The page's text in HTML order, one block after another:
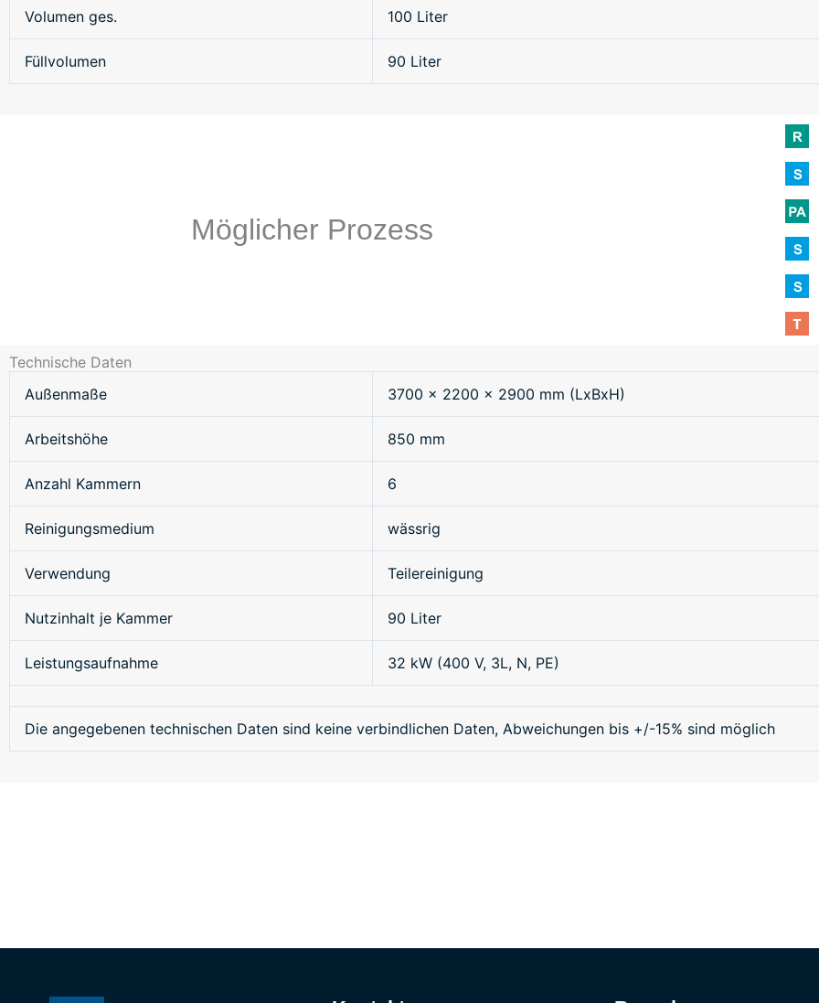
Volumen ges. 100 Liter
Füllvolumen 90 Liter
Möglicher Prozess
Technische Daten
Außenmaße
3700 x 2200 x 2900 mm (LxBxH)
Arbeitshöhe 850 mm
Anzahl Kammern 6
Reinigungsmedium wässrig
Verwendung Teilereinigung
Nutzinhalt je Kammer 90 Liter
Leistungsaufnahme 32 kW (400 V, 3L, N, PE)
Die angegebenen technischen Daten sind keine verbindlichen Daten, Abweichungen bis +/-15% sind möglich